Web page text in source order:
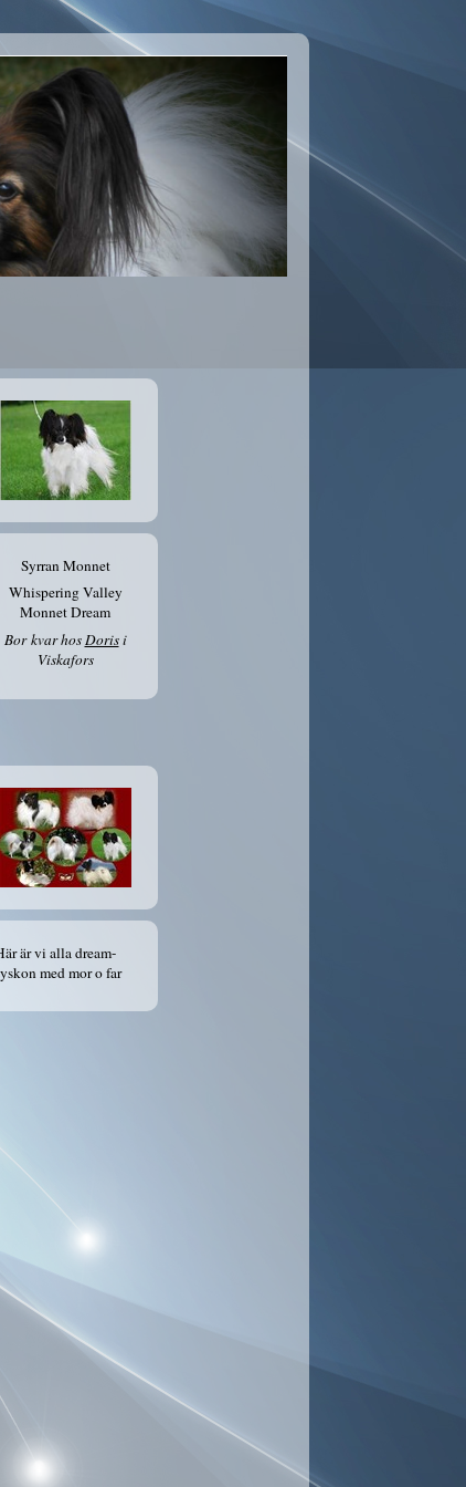
Syrran Monnet
Whispering Valley
Monnet Dream
Bor kvar hosDorisi
Viskafors
är vi alla dream-
med mor o far